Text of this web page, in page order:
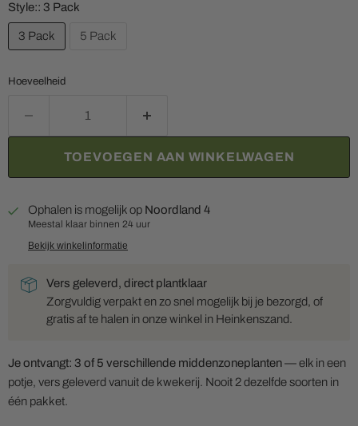
Style:: 3 Pack
3 Pack 5 Pack
Hoeveelheid
TOEVOEGEN AAN WINKELWAGEN
Ophalen is mogelijk op Noordland 4
Meestal klaar binnen 24 uur
Bekijk winkelinformatie
Vers geleverd, direct plantklaar
Zorgvuldig verpakt en zo snel mogelijk bij je bezorgd, of
gratis af te halen in onze winkel in Heinkenszand.
Je ontvangt: 3 of 5 verschillende middenzoneplanten— elk in een
potje, vers geleverd vanuit de kwekerij. Nooit 2 dezelfde soorten in
één pakket.